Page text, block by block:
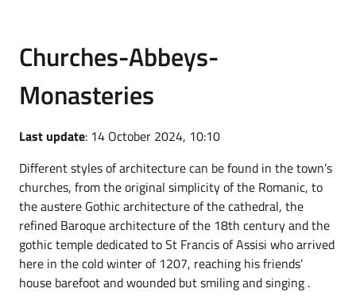
Churches-Abbeys-
Monasteries
Last update: 14 October 2024, 10:10
Different styles of architecture can be found in the town’s
churches, from the original simplicity of the Romanic, to
the austere Gothic architecture of the cathedral, the
refined Baroque architecture of the 18th century and the
gothic temple dedicated to St Francis of Assisi who arrived
here in the cold winter of 1207, reaching his friends’
house barefoot and wounded but smiling and singing .